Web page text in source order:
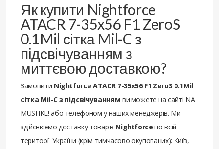
Як купити Nightforce
ATACR 7-35x56 F1 ZeroS
0.1Mil сітка Mil-C з
підсвічуванням з
миттєвою доставкою?
Замовити Nightforce ATACR 7-35x56 F1 ZeroS 0.1Mil
сітка Mil-C з підсвічуванням ви можете на сайті NA
MUSHKE! або телефоном у наших менеджерів. Ми
здійснюємо доставку товарів Nightforceпо всій
території України (крім тимчасово окупованих): Київ,